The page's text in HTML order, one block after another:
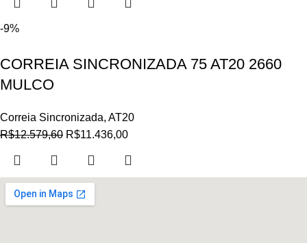
-9%
CORREIA SINCRONIZADA 75 AT20 2660
MULCO
Correia Sincronizada, AT20
R$12.579,60 R$11.436,00